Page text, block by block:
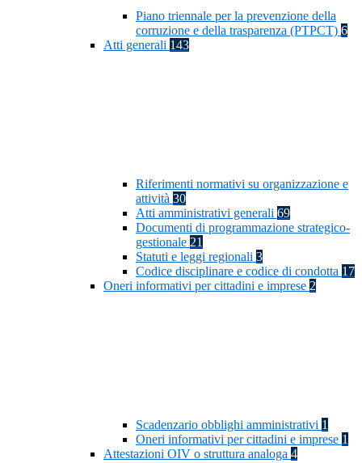
Piano triennale per la prevenzione della
corruzione e della trasparenza (PTPCT) 6
Atti generali 143
Riferimenti normativi su organizzazione e
attività 30
Atti amministrativi generali 69
Documenti di programmazione strategico-
gestionale 21
Statuti e leggi regionali 3
Codice disciplinare e codice di condotta 17
Oneri informativi per cittadini e imprese 2
Scadenzario obblighi amministrativi 1
Oneri informativi per cittadini e imprese 1
Attestazioni OIV o struttura analoga 4